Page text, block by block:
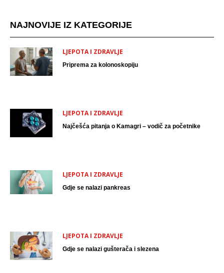
NAJNOVIJE IZ KATEGORIJE
LJEPOTA I ZDRAVLJE
Priprema za kolonoskopiju
LJEPOTA I ZDRAVLJE
Najčešća pitanja o Kamagri – vodič za početnike
LJEPOTA I ZDRAVLJE
Gdje se nalazi pankreas
LJEPOTA I ZDRAVLJE
Gdje se nalazi gušterača i slezena